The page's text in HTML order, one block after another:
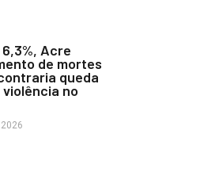
Acre
de mortes
queda
no